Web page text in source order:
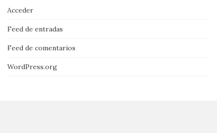
Acceder
Feed de entradas
Feed de comentarios
WordPress.org